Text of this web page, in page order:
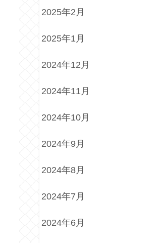
2025年2月
2025年1月
2024年12月
2024年11月
2024年10月
2024年9月
2024年8月
2024年7月
2024年6月